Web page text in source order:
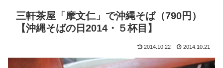
三軒茶屋「摩文仁」で沖縄そば（790円）
【沖縄そばの日2014・５杯目】
2014.10.22 2014.10.21